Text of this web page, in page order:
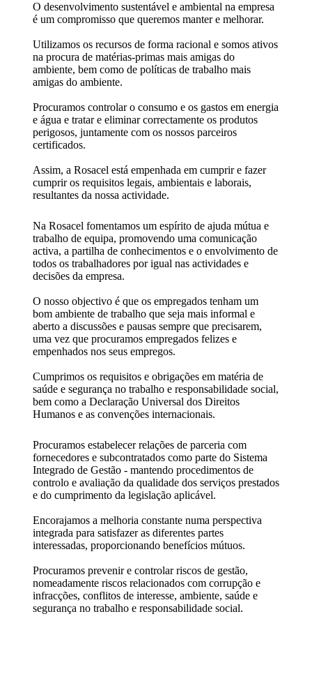
O desenvolvimento sustentável e ambiental na empresa
é um compromisso que queremos manter e melhorar.
Utilizamos os recursos de forma racional e somos ativos
na procura de matérias-primas mais amigas do
ambiente, bem como de políticas de trabalho mais
amigas do ambiente.
Procuramos controlar o consumo e os gastos em energia
e água e tratar e eliminar correctamente os produtos
perigosos, juntamente com os nossos parceiros
certificados.
Assim, a Rosacel está empenhada em cumprir e fazer
cumprir os requisitos legais, ambientais e laborais,
resultantes da nossa actividade.
Na Rosacel fomentamos um espírito de ajuda mútua e
trabalho de equipa, promovendo uma comunicação
activa, a partilha de conhecimentos e o envolvimento de
todos os trabalhadores por igual nas actividades e
decisões da empresa.
O nosso objectivo é que os empregados tenham um
bom ambiente de trabalho que seja mais informal e
aberto a discussões e pausas sempre que precisarem,
uma vez que procuramos empregados felizes e
empenhados nos seus empregos.
Cumprimos os requisitos e obrigações em matéria de
saúde e segurança no trabalho e responsabilidade social,
bem como a Declaração Universal dos Direitos
Humanos e as convenções internacionais.
Procuramos estabelecer relações de parceria com
fornecedores e subcontratados como parte do Sistema
Integrado de Gestão - mantendo procedimentos de
controlo e avaliação da qualidade dos serviços prestados
e do cumprimento da legislação aplicável.
Encorajamos a melhoria constante numa perspectiva
integrada para satisfazer as diferentes partes
interessadas, proporcionando benefícios mútuos.
Procuramos prevenir e controlar riscos de gestão,
nomeadamente riscos relacionados com corrupção e
infracções, conflitos de interesse, ambiente, saúde e
segurança no trabalho e responsabilidade social.